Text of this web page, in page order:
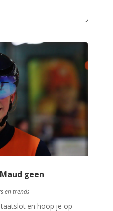
geen
en trends
en hoop je op